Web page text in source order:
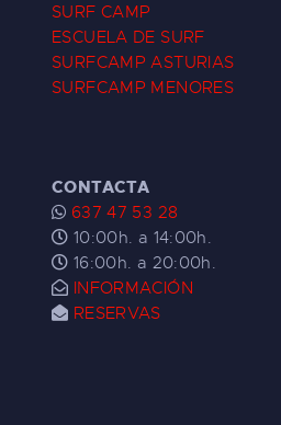
SURF CAMP
ESCUELA DE SURF
SURFCAMP ASTURIAS
SURFCAMP MENORES
CONTACTA
637 47 53 28
10:00h. a 14:00h.
16:00h. a 20:00h.
INFORMACIÓN
RESERVAS